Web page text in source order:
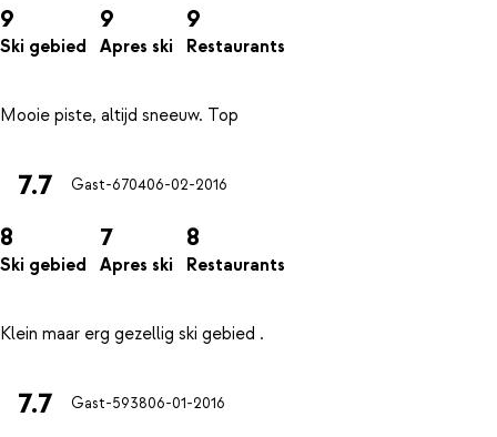
9
Ski gebied
9
Apres ski
9
Restaurants
7.7 Gast-670406-02-2016
8
Ski gebied
7
Apres ski
8
Restaurants
7.7 Gast-593806-01-2016